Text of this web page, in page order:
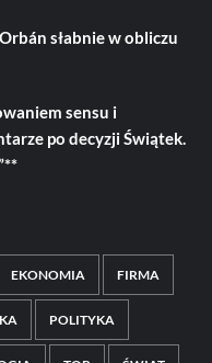
słabnie w obliczu
sensu i
po decyzji Świątek.
EKONOMIA FIRMA
POLITYKA